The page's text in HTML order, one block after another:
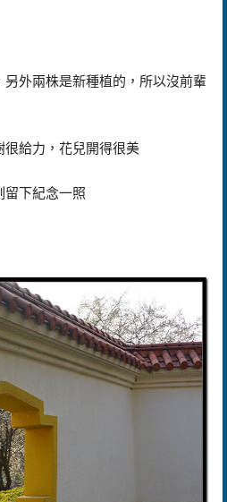
外兩株是新種植的，所以沒前輩
很給力，花兒開得很美
留下紀念一照